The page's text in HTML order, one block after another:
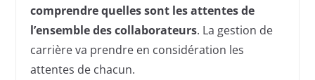
comprendre quelles sont les attentes de
l’ensemble des collaborateurs. La gestion de
carrière va prendre en considération les
attentes de chacun.